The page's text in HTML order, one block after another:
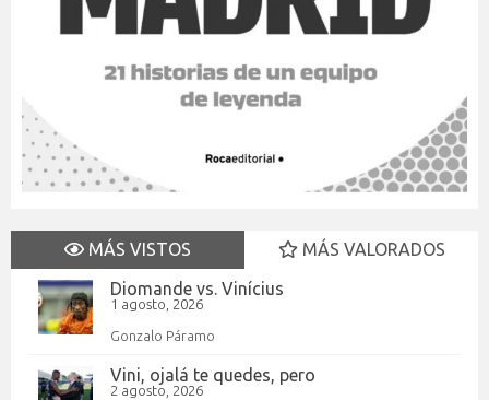
MÁS VISTOS
MÁS VALORADOS
Diomande vs. Vinícius
1 agosto, 2026
Gonzalo Páramo
Vini, ojalá te quedes, pero
2 agosto, 2026